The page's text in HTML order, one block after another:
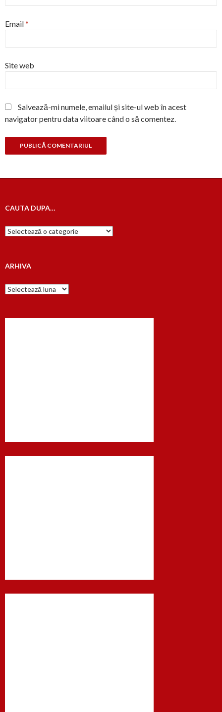
Email*
Site web
Salvează-mi numele, emailul și site-ul web în acest
navigator pentru data viitoare când o să comentez.
CAUTA DUPA…
Cauta
dupa…
ARHIVA
Arhiva